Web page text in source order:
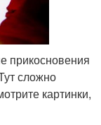
прикосновения
сложно
картинки,